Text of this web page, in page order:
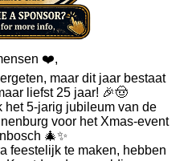
❤️,
maar dit jaar bestaat
liefst 25 jaar! 🎉🤠
het 5-jarig jubileum van de
voor het Xmas-event
🎄✨
feestelijk te maken, hebben